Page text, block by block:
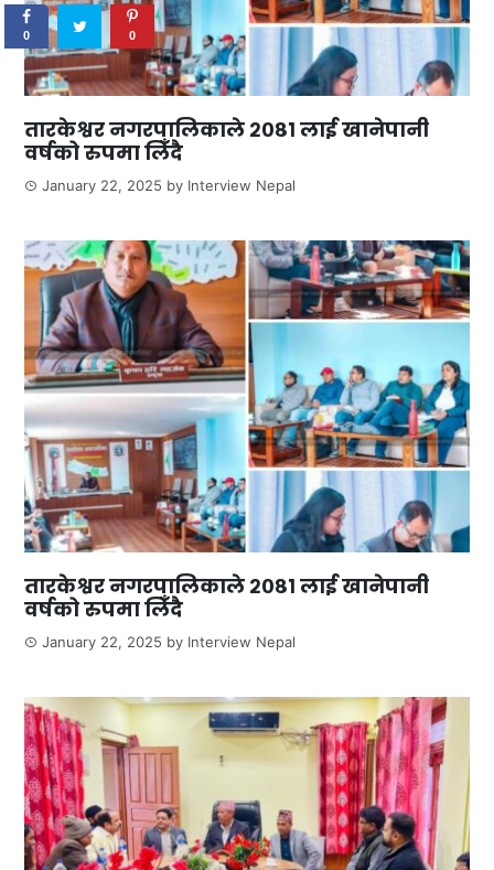
तारकेश्वर नगरपालिकाले २०८१ लाई खानेपानी
वर्षको रुपमा लिँदै
January 22, 2025 by Interview Nepal
तारकेश्वर नगरपालिकाले २०८१ लाई खानेपानी
वर्षको रुपमा लिँदै
January 22, 2025 by Interview Nepal
0 0